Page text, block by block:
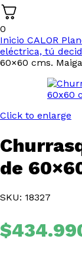
0
Inicio CALOR
eléctrica, tú
60×60 cms.
Click to enlarge
de
SKU: 18327
$